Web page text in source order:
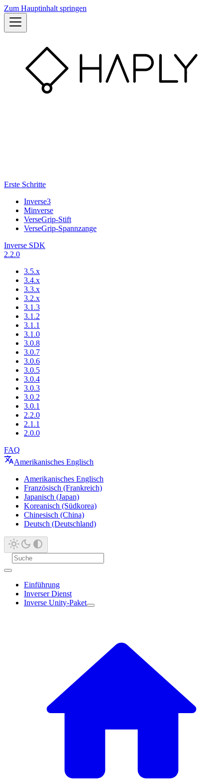
Zum Hauptinhalt springen
Erste Schritte
Inverse3
Minverse
VerseGrip-Stift
VerseGrip-Spannzange
Inverse SDK
2.2.0
3.5.x
3.4.x
3.3.x
3.2.x
3.1.3
3.1.2
3.1.1
3.1.0
3.0.8
3.0.7
3.0.6
3.0.5
3.0.4
3.0.3
3.0.2
3.0.1
2.2.0
2.1.1
2.0.0
FAQ
Amerikanisches Englisch
Amerikanisches Englisch
Französisch (Frankreich)
Japanisch (Japan)
Koreanisch (Südkorea)
Chinesisch (China)
Deutsch (Deutschland)
Einführung
Inverser Dienst
Inverse Unity-Paket